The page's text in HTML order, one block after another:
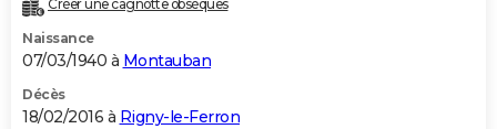
Créer une cagnotte obsèques
Naissance
07/03/1940 à Montauban
Décès
18/02/2016 à Rigny-le-Ferron